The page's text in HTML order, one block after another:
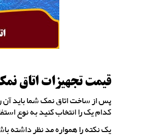
قیمت تجهیزات اتاق
پس از ساخت اتاق نمک شما باید آن
کدام یک را انتخاب کنید به نوع
یک نکته را همواره مد نظر داشته